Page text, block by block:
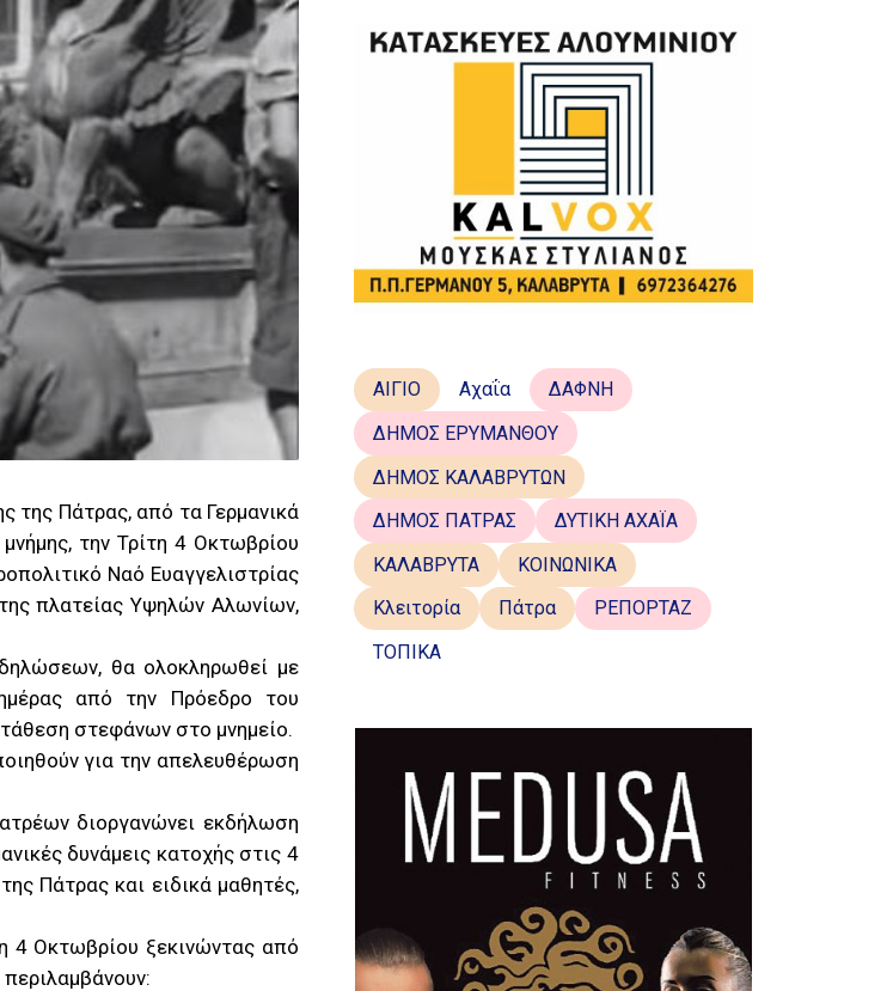
της Πάτρας, από τα Γερμανικά
την Τρίτη 4 Οκτωβρίου
Ναό Ευαγγελιστρίας
πλατείας Υψηλών Αλωνίων,
θα ολοκληρωθεί με
από την Πρόεδρο του
στεφάνων στο μνημείο.
για την απελευθέρωση
διοργανώνει εκδήλωση
δυνάμεις κατοχής στις 4
Πάτρας και ειδικά μαθητές,
4 Οκτωβρίου ξεκινώντας από
ΑΙΓΙΟ Αχαΐα
ΔΑΦΝΗ
ΔΗΜΟΣ ΕΡΥΜΑΝΘΟΥ
ΔΗΜΟΣ ΚΑΛΑΒΡΥΤΩΝ
ΔΗΜΟΣ ΠΑΤΡΑΣ
ΔΥΤΙΚΗ ΑΧΑΪΑ
ΚΑΛΑΒΡΥΤΑ
ΚΟΙΝΩΝΙΚΑ
Κλειτορία
Πάτρα
ΡΕΠΟΡΤΑΖ
ΤΟΠΙΚΑ